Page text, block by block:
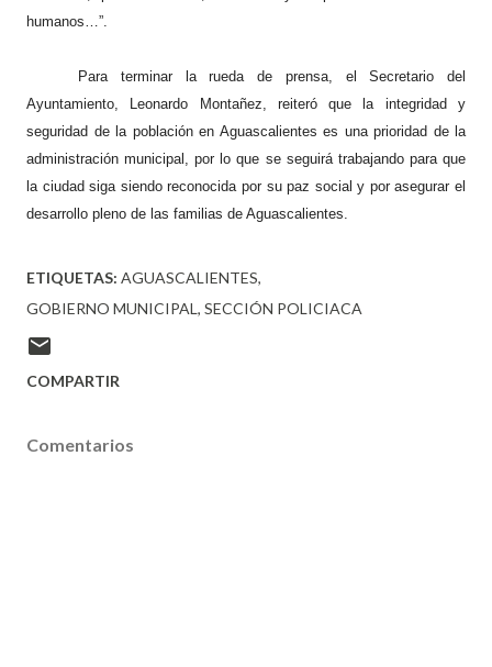
humanos…”.
Para terminar la rueda de prensa, el Secretario del
Ayuntamiento, Leonardo Montañez, reiteró que la integridad y
seguridad de la población en Aguascalientes es una prioridad de la
administración municipal, por lo que se seguirá trabajando para que
la ciudad siga siendo reconocida por su paz social y por asegurar el
desarrollo pleno de las familias de Aguascalientes.
ETIQUETAS: AGUASCALIENTES
GOBIERNO MUNICIPAL SECCIÓN POLICIACA
COMPARTIR
Comentarios